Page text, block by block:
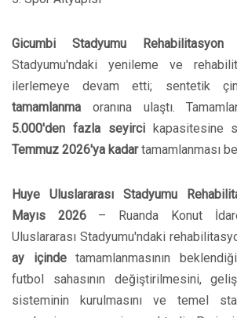
Gicumbi Stadyumu Rehabilitasyon
Stadyumu'ndaki yenileme ve
ilerlemeye devam etti; sentetik
tamamlanma oranına ulaştı.
5.000'den fazla seyircikapasitesine
Temmuz 2026'ya kadartamamlanması
Huye Uluslararası Stadyumu
Mayıs 2026– Ruanda Konut
Uluslararası Stadyumu'ndaki
ay içindetamamlanmasının
futbol sahasının değiştirilmesini,
sisteminin kurulmasını ve temel